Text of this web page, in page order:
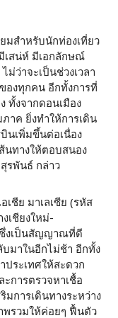
มสำหรับนักท่องเที่ยว
เสน่ห์ มีเอกลักษณ์
ม่ว่าจะเป็นช่วงเวลา
องทุกคน อีกทั้งการที่
ทั้งจากดอนเมือง
าค ยิ่งทำให้การเดิน
นเพิ่มขึ้นต่อเนื่อง
นทางให้ตอบสนอง
รพันธ์ กล่าว
เชีย มาเลเซีย (รหัส
เชียงใหม่-
ซึ่งเป็นสัญญาณที่ดี
บมาในอีกไม่ช้า อีกทั้ง
ประเทศให้สะดวก
ะการตรวจหาเชื้อ
มการเดินทางระหว่าง
พรวมให้ค่อยๆ ฟื้นตัว